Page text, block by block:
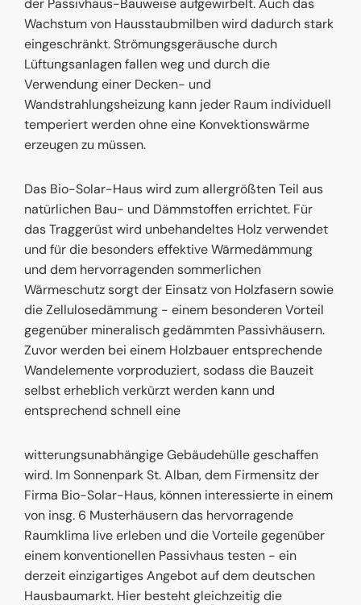
der Passivhaus-Bauweise aufgewirbelt. Auch das
Wachstum von Hausstaubmilben wird dadurch stark
eingeschränkt. Strömungsgeräusche durch
Lüftungsanlagen fallen weg und durch die
Verwendung einer Decken- und
Wandstrahlungsheizung kann jeder Raum individuell
temperiert werden ohne eine Konvektionswärme
erzeugen zu müssen.
Das Bio-Solar-Haus wird zum allergrößten Teil aus
natürlichen Bau- und Dämmstoffen errichtet. Für
das Traggerüst wird unbehandeltes Holz verwendet
und für die besonders effektive Wärmedämmung
und dem hervorragenden sommerlichen
Wärmeschutz sorgt der Einsatz von Holzfasern sowie
die Zellulosedämmung - einem besonderen Vorteil
gegenüber mineralisch gedämmten Passivhäusern.
Zuvor werden bei einem Holzbauer entsprechende
Wandelemente vorproduziert, sodass die Bauzeit
selbst erheblich verkürzt werden kann und
entsprechend schnell eine
witterungsunabhängige Gebäudehülle geschaffen
wird. Im Sonnenpark St. Alban, dem Firmensitz der
Firma Bio-Solar-Haus, können interessierte in einem
von insg. 6 Musterhäusern das hervorragende
Raumklima live erleben und die Vorteile gegenüber
einem konventionellen Passivhaus testen - ein
derzeit einzigartiges Angebot auf dem deutschen
Hausbaumarkt. Hier besteht gleichzeitig die